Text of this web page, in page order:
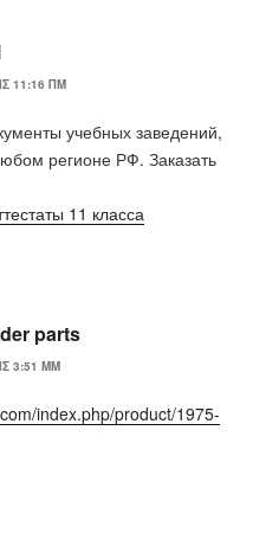
11:16 ΠΜ
учебных заведений,
регионе РФ. Заказать
11 класса
parts
3:51 ΜΜ
index.php/product/1975-